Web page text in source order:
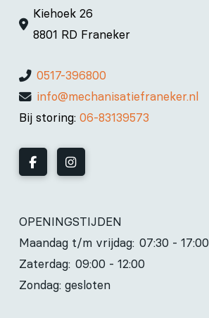
Kiehoek 26
8801 RD Franeker
0517-396800
info@mechanisatiefraneker.nl
Bij storing: 06-83139573
OPENINGSTIJDEN
Maandag t/m vrijdag: 07:30 - 17:00
Zaterdag: 09:00 - 12:00
Zondag: gesloten